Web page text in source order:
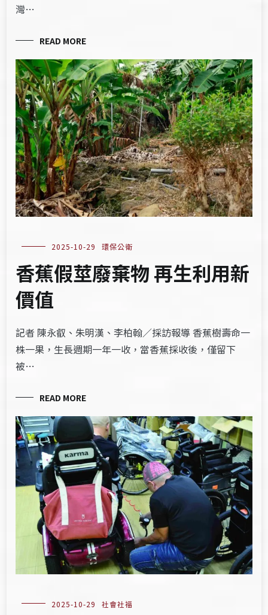
灣…
READ MORE
2025-10-29 環保公衛
香蕉假莖廢棄物 再生利用新
價值
記者 陳永叡、朱明漢、李柏翰／採訪報導 香蕉樹壽命一
株一果，生長週期一年一收，當香蕉採收後，僅留下
被…
READ MORE
2025-10-29 社會社福